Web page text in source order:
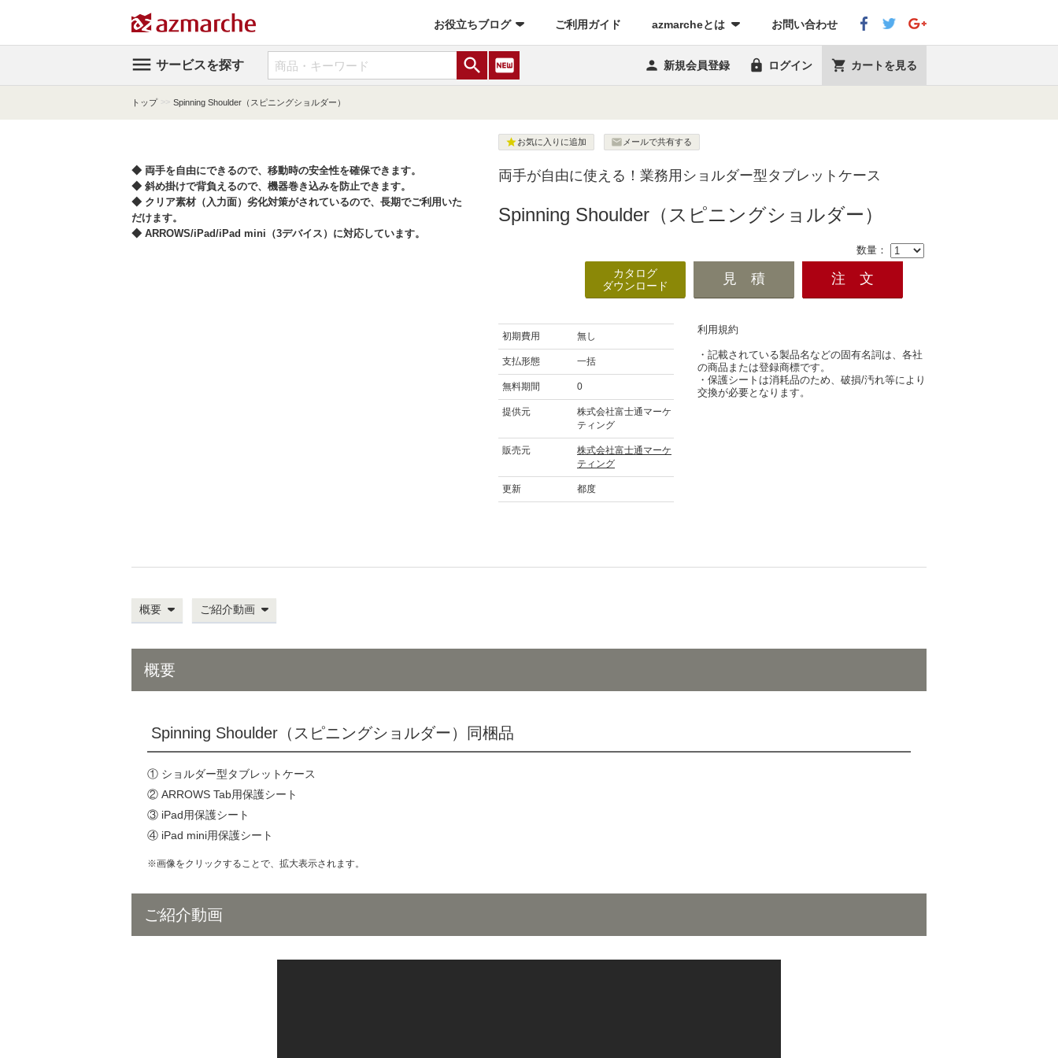
お役立ちブログ ご利用ガイド (current)azmarcheとは お問い合わせ
 サービスを探す  fiber_new  新規会員登録  ログイン  カートを見る
トップ >> Spinning Shoulder（スピニングショルダー）
◆ 両手を自由にできるので、移動時の安全性を確保できます。
◆ 斜め掛けで背負えるので、機器巻き込みを防止できます。
◆ クリア素材（入力面）劣化対策がされているので、長期でご利用いた
だけます。
◆ ARROWS/iPad/iPad mini（3デバイス）に対応しています。
お気に入りに追加  メールで共有する
両手が自由に使える！業務用ショルダー型タブレットケース
Spinning Shoulder（スピニングショルダー）
数量：
カタログ
ダウンロード
初期費用 無し
支払形態 一括
無料期間 0
提供元
株式会社富士通マーケ
ティング
販売元
株式会社富士通マーケ
ティング
更新 都度
利用規約
・記載されている製品名などの固有名詞は、各社
の商品または登録商標です。
・保護シートは消耗品のため、破損/汚れ等により
交換が必要となります。
概要 ご紹介動画
概要
Spinning Shoulder（スピニングショルダー）同梱品
① ショルダー型タブレットケース
② ARROWS Tab用保護シート
③ iPad用保護シート
④ iPad mini用保護シート
※画像をクリックすることで、拡大表示されます。
ご紹介動画